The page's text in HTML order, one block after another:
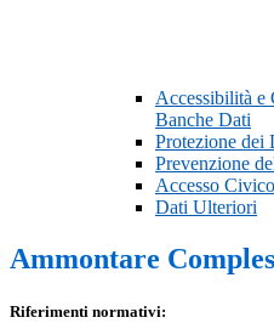
Accessibilità e
Banche Dati
Protezione dei
Prevenzione
Accesso Civico
Dati Ulteriori
Ammontare
Riferimenti normativi: